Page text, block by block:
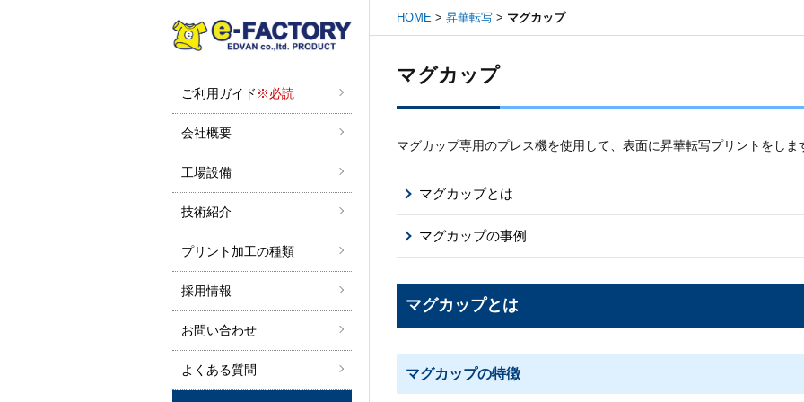
ご利用ガイド ※必読
会社概要
工場設備
技術紹介
プリント加工の種類
採用情報
お問い合わせ
よくある質問
HOME > 昇華転写 > マグカップ
マグカップ
マグカップ専用のプレス機を使用して、表面に昇華転写プリントをしま
マグカップとは
マグカップの事例
マグカップとは
マグカップの特徴